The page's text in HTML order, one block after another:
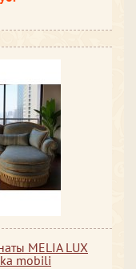
MELIA LUX
mobili